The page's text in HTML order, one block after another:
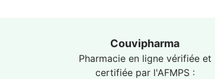
Couvipharma
Pharmacie en ligne vérifiée et
certifiée par l'AFMPS: